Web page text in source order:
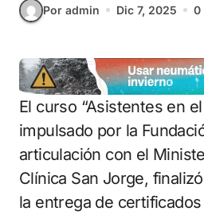
Por admin Dic 7, 2025 0
El curso “Asistentes en el Arte de Cuidar”,
impulsado por la
articulación con el
Clínica San Jorge,
la entrega de certificados